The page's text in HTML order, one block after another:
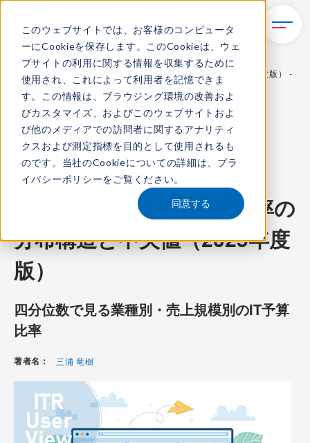
このウェブサイトでは、お客様のコンピュータ
ーにCookieを保存します。このCookieは、ウェ
ブサイトの利用に関する情報を収集するために
使用され、これによって利用者を記憶できま
す。この情報は、ブラウジング環境の改善およ
びカスタマイズ、およびこのウェブサイトおよ
び他のメディアでの訪問者に関するアナリティ
クスおよび測定指標を目的として使用されるも
のです。当社のCookieについての詳細は、 プラ
イバシーポリシーをご覧ください。
同意する
TOP
レポート・ライブラリ
ITR User View：IT予算比率の分布構造と中央値（2025年度版） -
四分位数で見る業種別・売上規模別のIT予算比率 -
ITR Review
コンテンツ番号：R-22604U発刊日：2026年4月22日
ITR User View：IT予算比率の
分布構造と中央値（2025年度
版）
四分位数で見る業種別・売上規模別のIT予算
比率
著者名： 三浦 竜樹